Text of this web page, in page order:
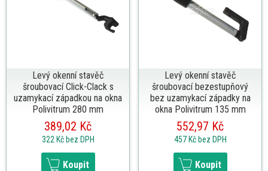
Levý okenní stavěč
šroubovací Click-Clack s
uzamykací západkou na okna
Polivitrum 280 mm
389,02 Kč
322 Kč bez DPH
Koupit
Levý okenní stavěč
šroubovací bezestupňový
bez uzamykací západky na
okna Polivitrum 135 mm
552,97 Kč
457 Kč bez DPH
Koupit